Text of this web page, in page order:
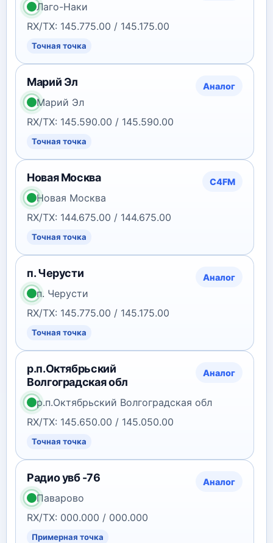
Лаго-Наки
RX/TX: 145.775.00 / 145.175.00
Точная точка
Марий Эл Аналог
Марий Эл
RX/TX: 145.590.00 / 145.590.00
Точная точка
Новая Москва C4FM
Новая Москва
RX/TX: 144.675.00 / 144.675.00
Точная точка
п. Черусти Аналог
п. Черусти
RX/TX: 145.775.00 / 145.175.00
Точная точка
р.п.Октябрьский
Волгоградская обл
Аналог
р.п.Октябрьский Волгоградская обл
RX/TX: 145.650.00 / 145.050.00
Точная точка
Радио увб -76 Аналог
Паварово
RX/TX: 000.000 / 000.000
Примерная точка